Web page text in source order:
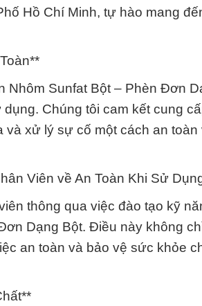
Hồ Chí Minh, tự hào mang
Sunfat Bột – Phèn Đơn
Chúng tôi cam kết cung
xử lý sự cố một cách an toàn
Viên về An Toàn Khi Sử
thông qua việc đào tạo kỹ
Dạng Bột. Điều này không
an toàn và bảo vệ sức khỏe